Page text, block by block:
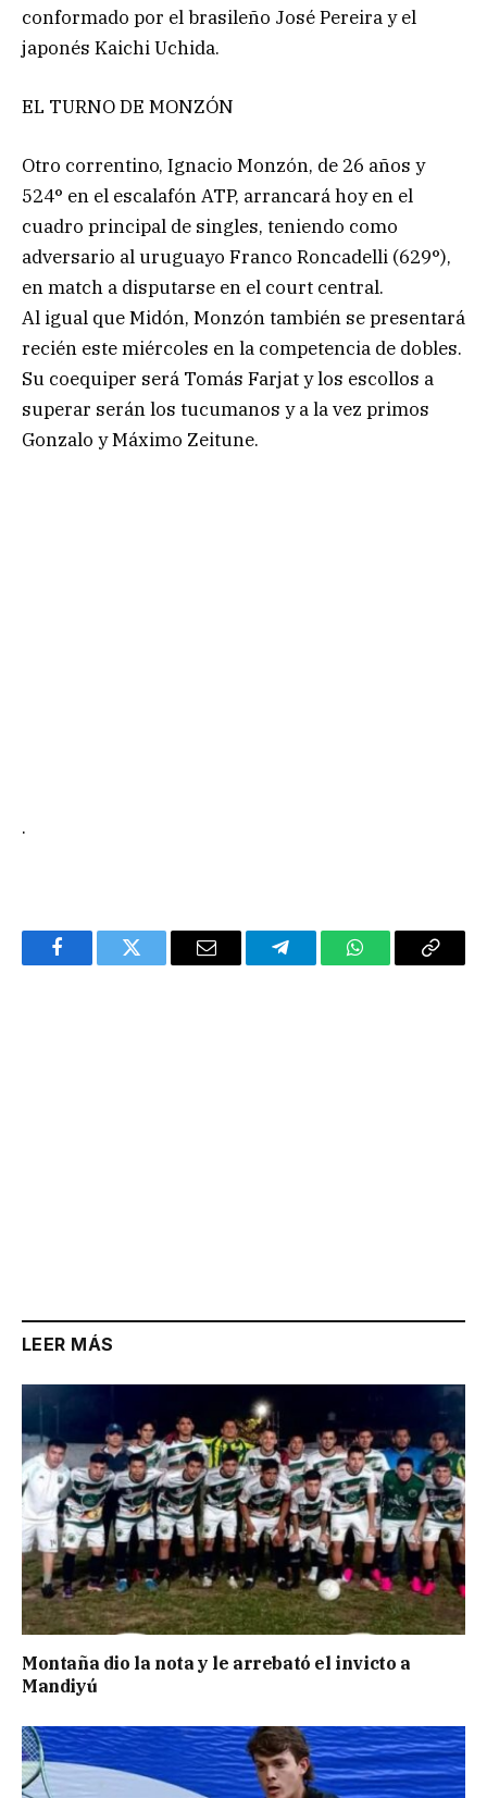
conformado por el brasileño José Pereira y el
japonés Kaichi Uchida.
EL TURNO DE MONZÓN
Otro correntino, Ignacio Monzón, de 26 años y
524° en el escalafón ATP, arrancará hoy en el
cuadro principal de singles, teniendo como
adversario al uruguayo Franco Roncadelli (629°),
en match a disputarse en el court central.
Al igual que Midón, Monzón también se presentará
recién este miércoles en la competencia de dobles.
Su coequiper será Tomás Farjat y los escollos a
superar serán los tucumanos y a la vez primos
Gonzalo y Máximo Zeitune.
.
FacebookTwitter Email TelegramWhatsAppCopy
LEER MÁS
Montaña dio la nota y le arrebató el invicto a
Mandiyú